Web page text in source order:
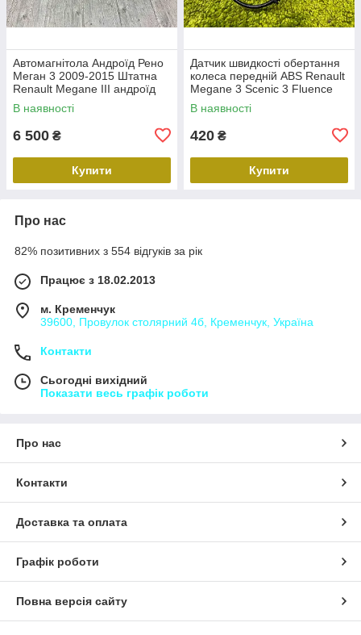
Автомагнітола Андроїд Рено
Меган 3 2009-2015 Штатна
Renault Megane III андроїд
10.0 1G RAM 16Gb ROM Wi-
Fi камера
В наявності
6 500 ₴
Купити
Датчик швидкості обертання
колеса передній ABS Renault
Megane 3 Scenic 3 Fluence
Duster Датчик ABS передній
Рено Меган 3 479109155
В наявності
420 ₴
Купити
Про нас
82% позитивних з 554 відгуків за рік
Працює з 18.02.2013
м. Кременчук
39600, Провулок столярний 4б, Кременчук, Україна
Контакти
Сьогодні вихідний
Показати весь графік роботи
Про нас
Контакти
Доставка та оплата
Графік роботи
Повна версія сайту